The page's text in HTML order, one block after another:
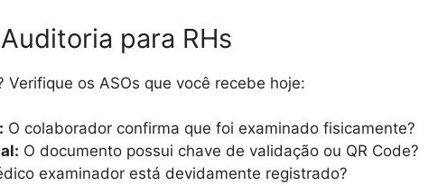
para RHs
Verifique os ASOs que você recebe hoje:
O colaborador confirma que foi examinado fisicamente?
O documento possui chave de validação ou QR Code?
examinador está devidamente registrado?